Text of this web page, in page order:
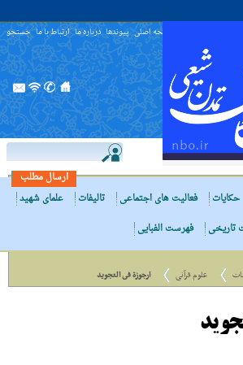
صفحه اصلی پیوندها درباره ما ارتباط با ما جستجو
ارسال مطلب
حکایات فعالیت های اجتماعی تالیفات
علمای شهید
تاریخی فهرست الفبایی
علوم قرآنی ارجوزة فى التجوید